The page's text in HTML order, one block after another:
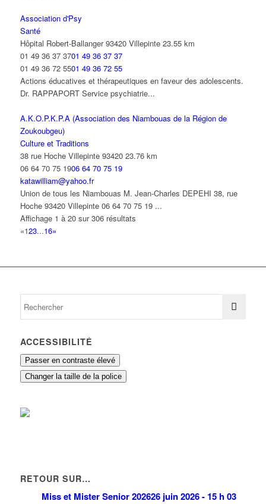
Association d'Psy
Santé
Hôpital Robert-Ballanger 93420 Villepinte 23.55 km
01 49 36 37 3701 49 36 37 37
01 49 36 72 5501 49 36 72 55
Actions éducatives et thérapeutiques en faveur des adolescents.
Dr. RAPPAPORT Service psychiatrie...
A.K.O.P.K.P.A (Association des Niambouas de la Région de
Zoukoubgeu)
Culture et Traditions
38 rue Hoche Villepinte 93420 23.76 km
06 64 70 75 1906 64 70 75 19
katawilliam@yahoo.fr
Union de tous les Niambouas M. Jean-Charles DEPEHI 38, rue
Hoche 93420 Villepinte 06 64 70 75 19 ...
Affichage 1 à 20 sur 306 résultats
«123...16»
ACCESSIBILITÉ
Passer en contraste élevé
Changer la taille de la police
RETOUR SUR…
Miss et Mister Senior 202626 juin 2026 - 15 h 03